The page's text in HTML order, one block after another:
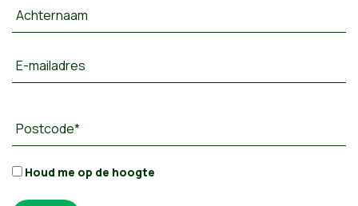
Achternaam
E-mailadres
Postcode*
Houd me op de hoogte